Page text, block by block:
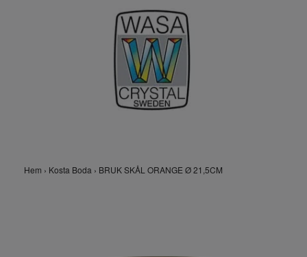
Hem › Kosta Boda › BRUK SKÅL ORANGE Ø 21,5CM